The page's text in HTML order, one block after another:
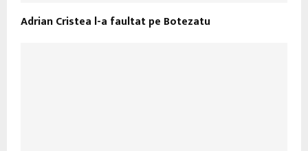
Adrian Cristea l-a faultat pe Botezatu